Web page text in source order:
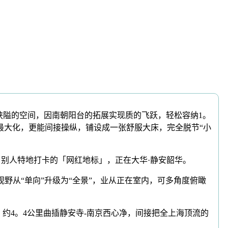
空间，因南朝阳台的拓展实现质的飞跃，轻松容纳1。
化，更能间接操纵，铺设成一张舒服大床，完全脱节“小
特地打卡的「网红地标」，正在大华·静安韶华。
“单向”升级为“全景”，业从正在室内，可多角度俯瞰
。4公里曲插静安寺-南京西心净，间接把全上海顶流的